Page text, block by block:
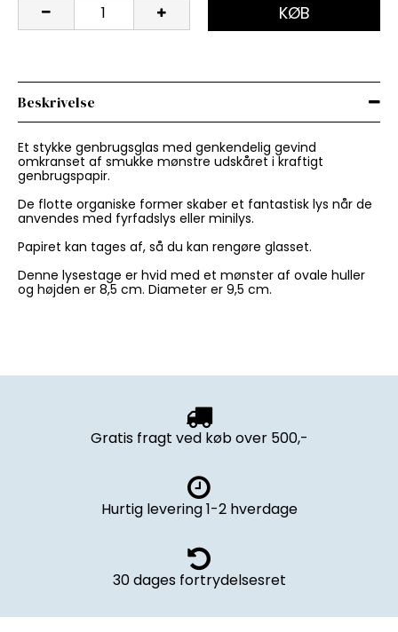
KØB
Beskrivelse
Et stykke genbrugsglas med genkendelig gevind
omkranset af smukke mønstre udskåret i kraftigt
genbrugspapir.
De flotte organiske former skaber et fantastisk lys når de
anvendes med fyrfadslys eller minilys.
Papiret kan tages af, så du kan rengøre glasset.
Denne lysestage er hvid med et mønster af ovale huller
og højden er 8,5 cm. Diameter er 9,5 cm.
Gratis fragt ved køb over 500,-
Hurtig levering 1-2 hverdage
30 dages fortrydelsesret